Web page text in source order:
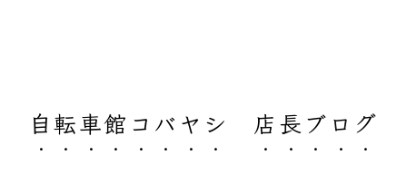
自転車館コバヤシ 店長ブログ